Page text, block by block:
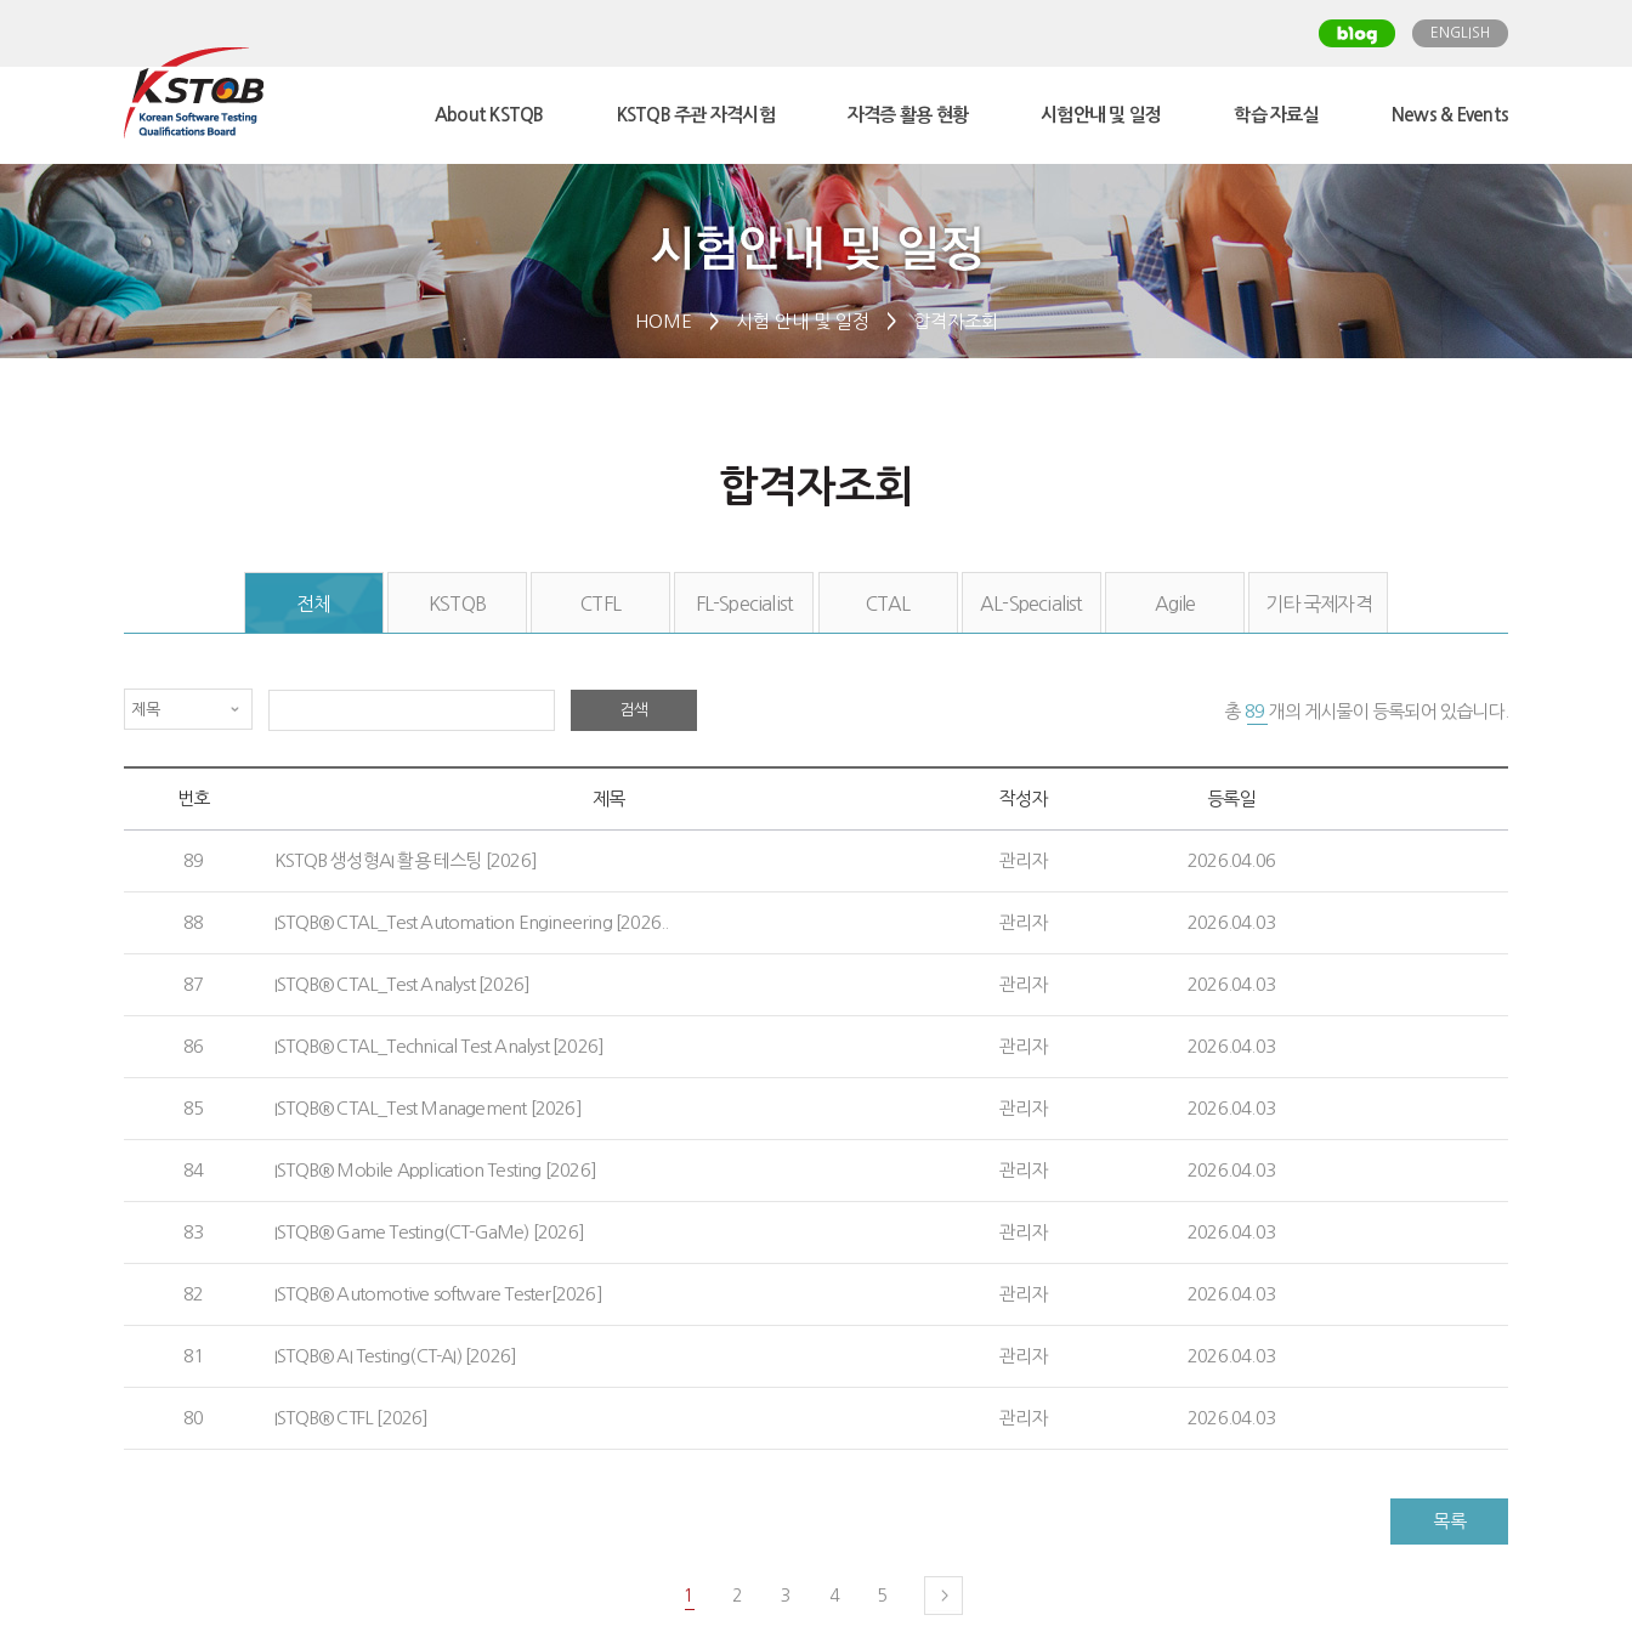
ENGLISH
About KSTQB KSTQB 주관 자격시험 자격증 활용 현황 시험안내 및 일정 학습 자료실 News & Events
HOME > 시험 안내 및 일정 > 합격자조회
합격자조회
전체 KSTQB CTFL FL-Specialist CTAL AL-Specialist Agile 기타 국제자격
검색 총 89 개의 게시물이 등록되어 있습니다.
번호 제목 작성자 등록일
89 KSTQB 생성형AI 활용 테스팅 [2026] 관리자 2026.04.06
88 ISTQB® CTAL_Test Automation Engineering [2026.. 관리자 2026.04.03
87 ISTQB® CTAL_Test Analyst [2026] 관리자 2026.04.03
86 ISTQB® CTAL_Technical Test Analyst [2026] 관리자 2026.04.03
85 ISTQB® CTAL_Test Management [2026] 관리자 2026.04.03
84 ISTQB® Mobile Application Testing [2026] 관리자 2026.04.03
83 ISTQB® Game Testing(CT-GaMe) [2026] 관리자 2026.04.03
82 ISTQB® Automotive software Tester[2026] 관리자 2026.04.03
81 ISTQB® AI Testing(CT-AI) [2026] 관리자 2026.04.03
80 ISTQB® CTFL [2026] 관리자 2026.04.03
목록
1 2 3 4 5